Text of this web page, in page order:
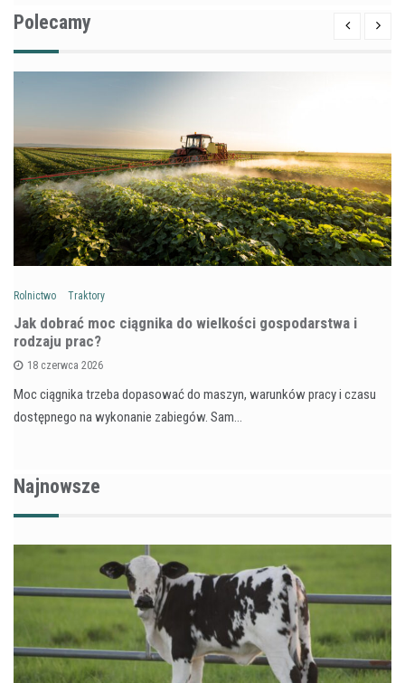
Polecamy
Rolnictwo Traktory
Jak dobrać moc ciągnika do wielkości gospodarstwa i
rodzaju prac?
18 czerwca 2026
Moc ciągnika trzeba dopasować do maszyn, warunków pracy i czasu
dostępnego na wykonanie zabiegów. Sam…
Najnowsze